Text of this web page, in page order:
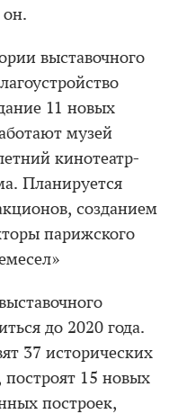
выставочного
11 новых
музей
кинотеатр-
Планируется
созданием
парижского
до 2020 года.
37 исторических
15 новых
построек,